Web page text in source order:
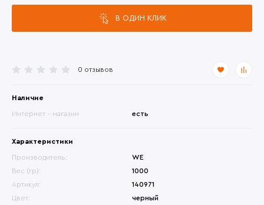
0 отзывов
Наличие
Интернет - магазин есть
Характеристики
Производитель:
WE
Вес (гр):
1000
Артикул:
140971
Цвет:
черный
В ОДИН КЛИК